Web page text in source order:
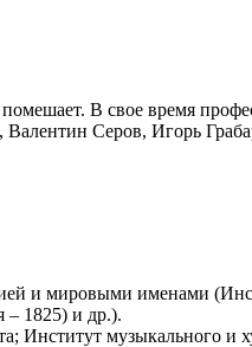
В свое время
Серов, Игорь
и мировыми именами
– 1825) и др.).
музыкального и